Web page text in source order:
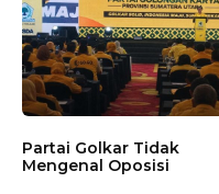
Partai Golkar Tidak
Mengenal Oposisi